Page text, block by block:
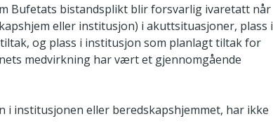
Bufetats bistandsplikt blir forsvarlig ivaretatt når
eller institusjon) i akuttsituasjoner, plass i
og plass i institusjon som planlagt tiltak for
medvirkning har vært et gjennomgående
institusjonen eller beredskapshjemmet, har ikke